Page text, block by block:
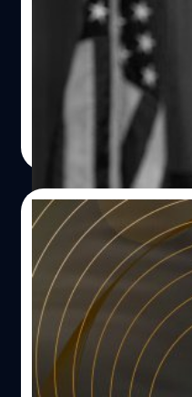
อังเดร บราวเออร์
2 รางวัลเอมมีอวอร์ด จ
ชีวิตแล้วด้วยวัย 61 ปี
ประภาส อยู่เย็น | 968 days ago
12/12/2023
สรุปรายชื่อผู้เข้าชิ
2024 ‘Barbie’ ปัง
สรุปรายชื่อผู้เข้าชิงรางวั
Awards 2024) 'Barbie'
'Oppenheimer' เข้าชิง
สาขา